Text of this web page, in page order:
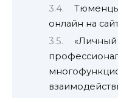
Тюменцы
онлайн на
«Личный